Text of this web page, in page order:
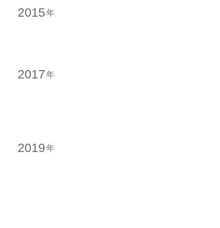
2015
2017
2019